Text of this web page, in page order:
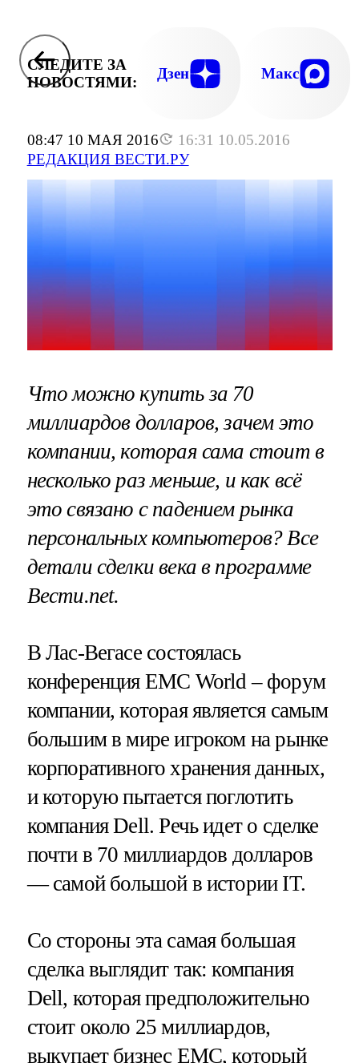
08:47 10 МАЯ 2016
16:31 10.05.2016
РЕДАКЦИЯ ВЕСТИ.РУ
СЛЕДИТЕ ЗА
НОВОСТЯМИ:
Дзен Макс
Что можно купить за 70
миллиардов долларов, зачем это
компании, которая сама стоит в
несколько раз меньше, и как всё
это связано с падением рынка
персональных компьютеров? Все
детали сделки века в программе
Вести.net.
В Лас-Вегасе состоялась
конференция ЕМС World – форум
компании, которая является самым
большим в мире игроком на рынке
корпоративного хранения данных,
и которую пытается поглотить
компания Dell. Речь идет о сделке
почти в 70 миллиардов долларов
— самой большой в истории IT.
Со стороны эта самая большая
сделка выглядит так: компания
Dell, которая предположительно
стоит около 25 миллиардов,
выкупает бизнес EMC, который